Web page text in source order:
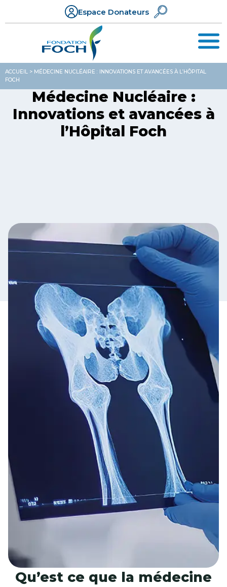
Espace Donateurs
ACCUEIL > MÉDECINE NUCLÉAIRE : INNOVATIONS ET AVANCÉES À L’HÔPITAL
FOCH
Médecine Nucléaire :
Innovations et avancées à
l’Hôpital Foch
Qu’est ce que la médecine